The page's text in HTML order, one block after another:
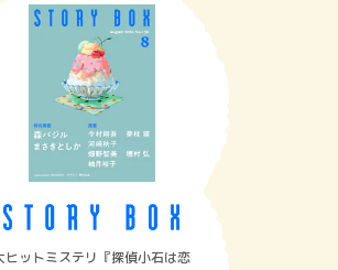
ヒットミステリ『探偵小石は恋